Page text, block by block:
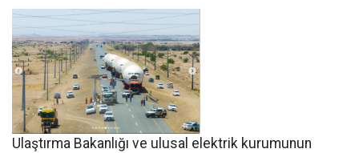
Ulaştırma Bakanlığı ve ulusal elektrik kurumunun